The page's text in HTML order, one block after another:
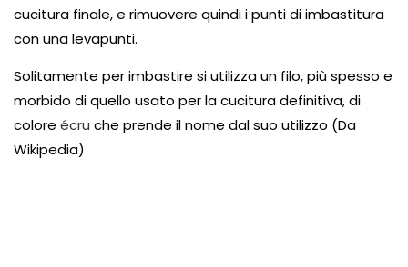
cucitura finale, e rimuovere quindi i punti di imbastitura
con una levapunti.
Solitamente per imbastire si utilizza un filo, più spesso e
morbido di quello usato per la cucitura definitiva, di
colore écru che prende il nome dal suo utilizzo (Da
Wikipedia)